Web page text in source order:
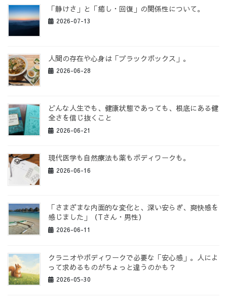
「静けさ」と「癒し・回復」の関係性について。
2026-07-13
人間の存在や心身は「ブラックボックス」。
2026-06-28
どんな人生でも、健康状態であっても、根底にある健
全さを信じ抜くこと
2026-06-21
現代医学も自然療法も薬もボディワークも。
2026-06-16
「さまざまな内面的な変化と、深い安らぎ、爽快感を
感じました」（Tさん・男性）
2026-06-11
クラニオやボディワークで必要な「安心感」。人によ
って求めるものがちょっと違うのかも？
2026-05-30